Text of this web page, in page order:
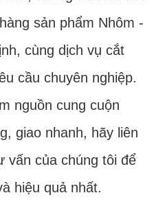
sản phẩm Nhôm -
cùng dịch vụ cắt
cầu chuyên nghiệp.
nguồn cung cuộn
giao nhanh, hãy liên
vấn của chúng tôi để
hiệu quả nhất.